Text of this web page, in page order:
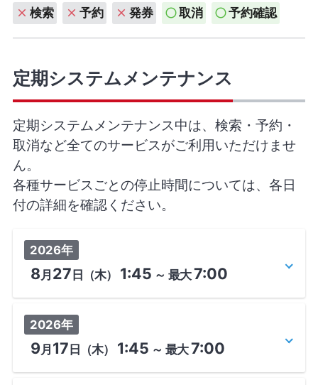
検索 予約 発券 取消 予約確認
定期システムメンテナンス
定期システムメンテナンス中は、検索・予約・
取消など全てのサービスがご利用いただけませ
ん。
各種サービスごとの停止時間については、各日
付の詳細を確認ください。
2026年
8月 27 日 （木） 1:45 ～ 最大7:00
2026年
9月 17 日 （木） 1:45 ～ 最大7:00